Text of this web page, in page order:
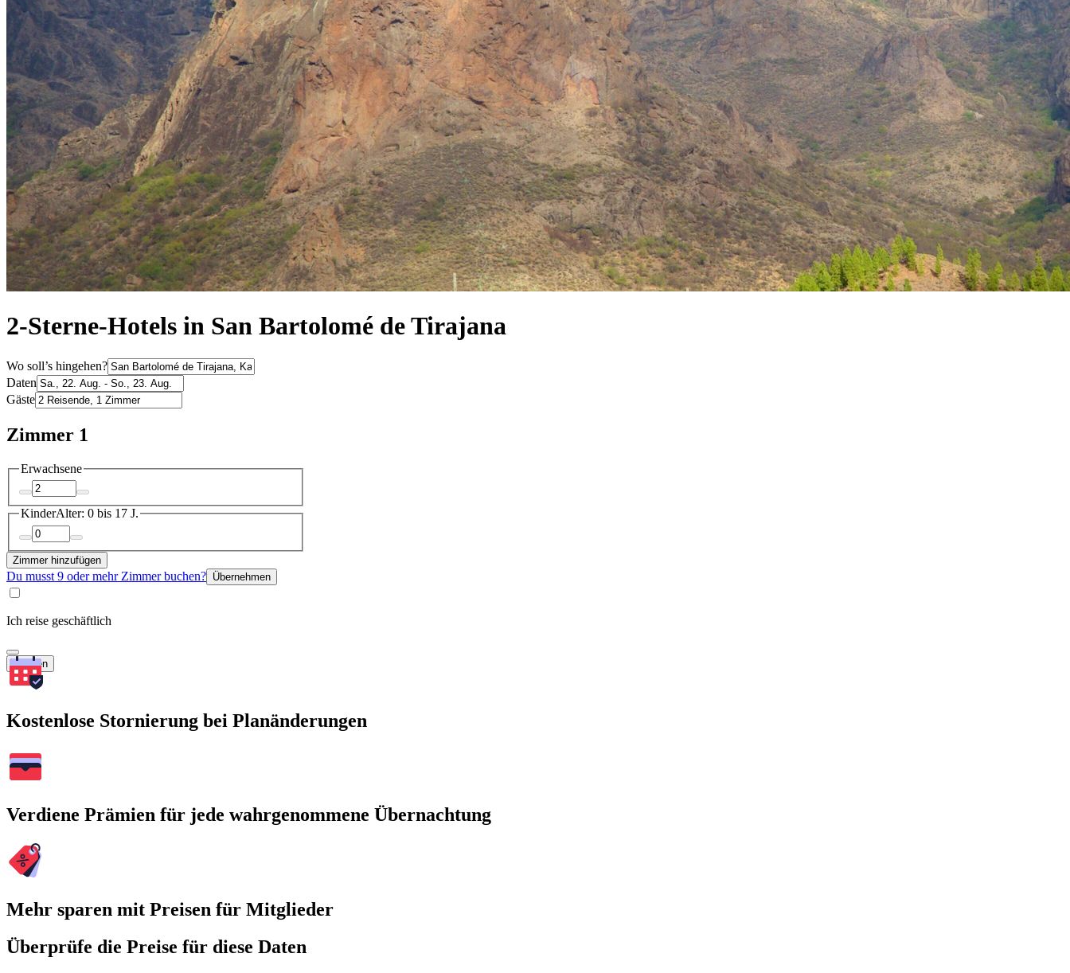
2-Sterne-Hotels in San Bartolomé de Tirajana
Wo soll’s hingehen?
Daten
Gäste
Zimmer 1
Erwachsene
KinderAlter: 0 bis 17 J.
Zimmer hinzufügen
Du musst 9 oder mehr Zimmer buchen? Übernehmen
Ich reise geschäftlich
Suchen
Kostenlose Stornierung bei Planänderungen
Verdiene Prämien für jede wahrgenommene Übernachtung
Mehr sparen mit Preisen für Mitglieder
Überprüfe die Preise für diese Daten